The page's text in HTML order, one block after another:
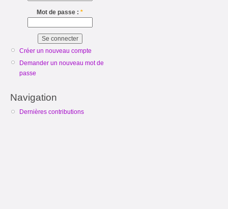
Mot de passe : *
Créer un nouveau compte
Demander un nouveau mot de
passe
Navigation
Dernières contributions